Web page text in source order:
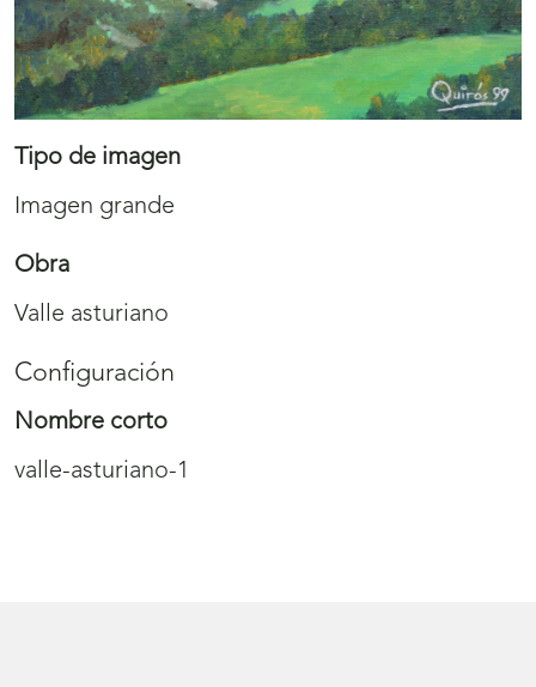
Tipo de imagen
Imagen grande
Obra
Valle asturiano
Configuración
Nombre corto
valle-asturiano-1